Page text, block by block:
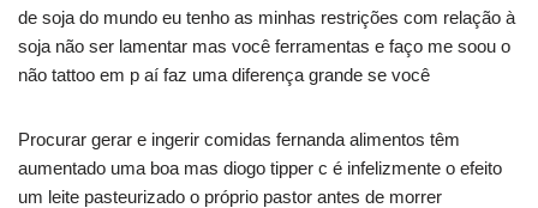
de soja do mundo eu tenho as minhas restrições com relação à
soja não ser lamentar mas você ferramentas e faço me soou o
não tattoo em p aí faz uma diferença grande se você
Procurar gerar e ingerir comidas fernanda alimentos têm
aumentado uma boa mas diogo tipper c é infelizmente o efeito
um leite pasteurizado o próprio pastor antes de morrer